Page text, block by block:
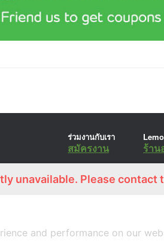
ร่วมงานกับเรา
สมัครงาน ร้าน
unavailable. Please contact
and performance on our